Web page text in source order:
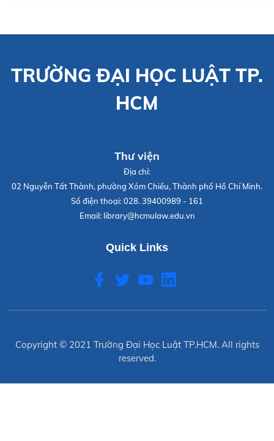
TRƯỜNG ĐẠI HỌC LUẬT TP.
HCM
Thư viện
Địa chỉ:
02 Nguyễn Tất Thành, phường Xóm Chiếu, Thành phố Hồ Chí Minh.
Số điện thoại:028. 39400989 - 161
Email: library@hcmulaw.edu.vn
Quick Links
Copyright © 2021 Trường Đại Học Luật TP.HCM. All rights
reserved.